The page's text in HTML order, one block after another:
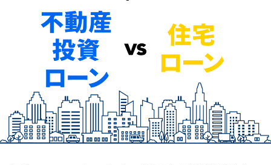
不動産投資ローンに関してよくある質問
区分マンション投資における不動産投資ローンを扱
う金融機関（銀行融資の一例）
10/10
不動産投資では住宅ローンではなく投資用ローンを
活用しよう